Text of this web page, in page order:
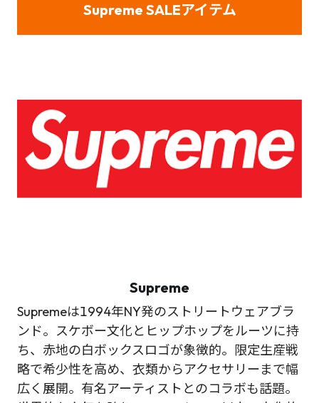
Supreme SALEアイテム
Supreme
Supremeは1994年NY発のストリートウェアブラ
ンド。スケボー文化とヒップホップをルーツに持
ち、赤地の白ボックスロゴが象徴的。限定生産戦
略で希少性を高め、衣類からアクセサリーまで幅
広く展開。有名アーティストとのコラボも話題。